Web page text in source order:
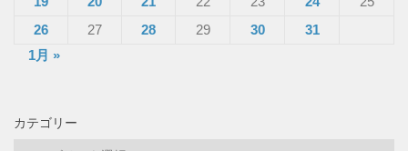
26
27 28 29 30
31
1月 »
カテゴリー